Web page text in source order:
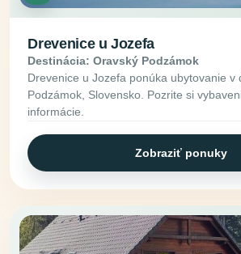
Drevenice u Jozefa
Destinácia: Oravský Podzámok
Drevenice u Jozefa ponúka ubytovanie v
Podzámok, Slovensko. Pozrite si
informácie.
Zobraziť ponuky